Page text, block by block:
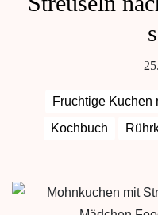
Fruchtige Kuchen
Kochbuch